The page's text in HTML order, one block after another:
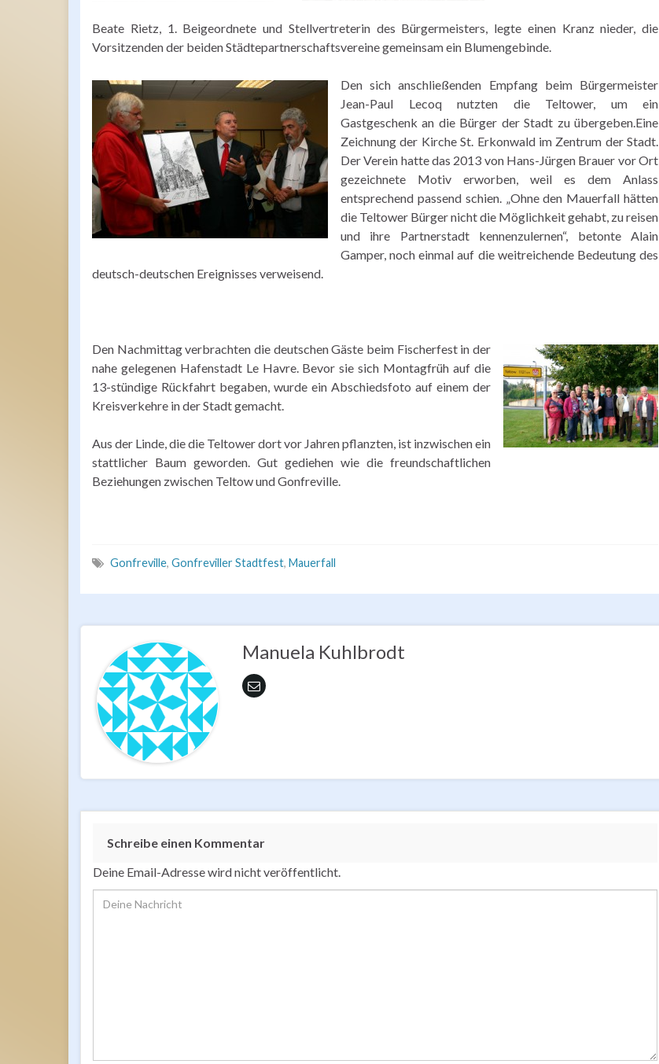
Beate Rietz, 1. Beigeordnete und Stellvertreterin des Bürgermeisters, legte einen Kranz nieder, die
Vorsitzenden der beiden Städtepartnerschaftsvereine gemeinsam ein Blumengebinde.
Den sich anschließenden Empfang beim Bürgermeister
Jean-Paul Lecoq nutzten die Teltower, um ein
Gastgeschenk an die Bürger der Stadt zu übergeben.Eine
Zeichnung der Kirche St. Erkonwald im Zentrum der Stadt.
Der Verein hatte das 2013 von Hans-Jürgen Brauer vor Ort
gezeichnete Motiv erworben, weil es dem Anlass
entsprechend passend schien. „Ohne den Mauerfall hätten
die Teltower Bürger nicht die Möglichkeit gehabt, zu reisen
und ihre Partnerstadt kennenzulernen“, betonte Alain
Gamper, noch einmal auf die weitreichende Bedeutung des
deutsch-deutschen Ereignisses verweisend.
Den Nachmittag verbrachten die deutschen Gäste beim Fischerfest in der
nahe gelegenen Hafenstadt Le Havre. Bevor sie sich Montagfrüh auf die
13-stündige Rückfahrt begaben, wurde ein Abschiedsfoto auf einem der
Kreisverkehre in der Stadt gemacht.
Aus der Linde, die die Teltower dort vor Jahren pflanzten, ist inzwischen ein
stattlicher Baum geworden. Gut gediehen wie die freundschaftlichen
Beziehungen zwischen Teltow und Gonfreville.
Gonfreville, Gonfreviller Stadtfest, Mauerfall
Manuela Kuhlbrodt
Schreibe einen Kommentar
Deine Email-Adresse wird nicht veröffentlicht.